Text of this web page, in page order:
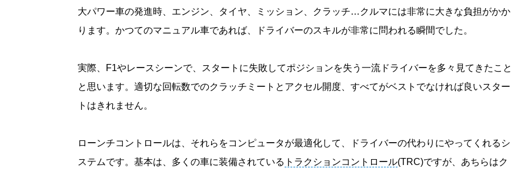
大パワー車の発進時、エンジン、タイヤ、ミッション、クラッチ…クルマには非常に大きな負担がかか
ります。かつてのマニュアル車であれば、ドライバーのスキルが非常に問われる瞬間でした。
実際、F1やレースシーンで、スタートに失敗してポジションを失う一流ドライバーを多々見てきたこと
と思います。適切な回転数でのクラッチミートとアクセル開度、すべてがベストでなければ良いスター
トはきれません。
ローンチコントロールは、それらをコンピュータが最適化して、ドライバーの代わりにやってくれるシ
ステムです。基本は、多くの車に装備されている トラクションコントロール(TRC)ですが、あちらはク